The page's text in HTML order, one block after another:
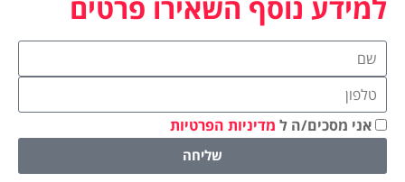
למידע נוסף השאירו פרטים
אני מסכים/ה ל מדיניות הפרטיות
שליחה